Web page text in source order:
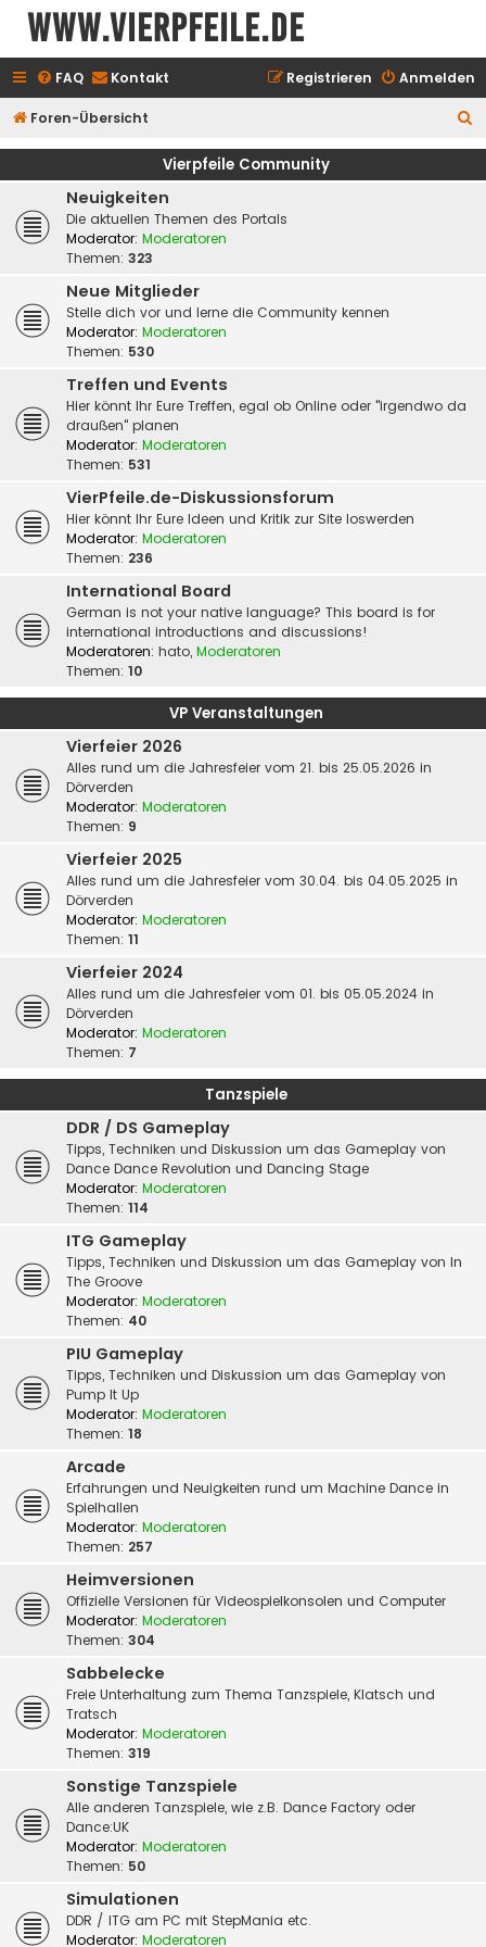
www.vierpfeile.de
FAQ Kontakt Anmelden
Registrieren
Foren-Übersicht
u
Vierpfeile Community
Neuigkeiten
Die aktuellen Themen des Portals
Moderator: Moderatoren
Themen: 323
Neue Mitglieder
Stelle dich vor und lerne die Community kennen
Moderator: Moderatoren
Themen: 530
Treffen und Events
Hier könnt Ihr Eure Treffen, egal ob Online oder "irgendwo da
draußen" planen
Moderator: Moderatoren
Themen: 531
VierPfeile.de-Diskussionsforum
Hier könnt Ihr Eure Ideen und Kritik zur Site loswerden
Moderator: Moderatoren
Themen: 236
International Board
German is not your native language? This board is for
international introductions and discussions!
Moderatoren: hato, Moderatoren
Themen: 10
VP Veranstaltungen
Vierfeier 2026
Alles rund um die Jahresfeier vom 21. bis 25.05.2026 in
Dörverden
Moderator: Moderatoren
Themen: 9
Vierfeier 2025
Alles rund um die Jahresfeier vom 30.04. bis 04.05.2025 in
Dörverden
Moderator: Moderatoren
Themen: 11
Vierfeier 2024
Alles rund um die Jahresfeier vom 01. bis 05.05.2024 in
Dörverden
Moderator: Moderatoren
Themen: 7
Tanzspiele
DDR / DS Gameplay
Tipps, Techniken und Diskussion um das Gameplay von
Dance Dance Revolution und Dancing Stage
Moderator: Moderatoren
Themen: 114
ITG Gameplay
Tipps, Techniken und Diskussion um das Gameplay von In
The Groove
Moderator: Moderatoren
Themen: 40
PIU Gameplay
Tipps, Techniken und Diskussion um das Gameplay von
Pump It Up
Moderator: Moderatoren
Themen: 18
Arcade
Erfahrungen und Neuigkeiten rund um Machine Dance in
Spielhallen
Moderator: Moderatoren
Themen: 257
Heimversionen
Offizielle Versionen für Videospielkonsolen und Computer
Moderator: Moderatoren
Themen: 304
Sabbelecke
Freie Unterhaltung zum Thema Tanzspiele, Klatsch und
Tratsch
Moderator: Moderatoren
Themen: 319
Sonstige Tanzspiele
Alle anderen Tanzspiele, wie z.B. Dance Factory oder
Dance:UK
Moderator: Moderatoren
Themen: 50
Simulationen
DDR / ITG am PC mit StepMania etc.
Moderator: Moderatoren